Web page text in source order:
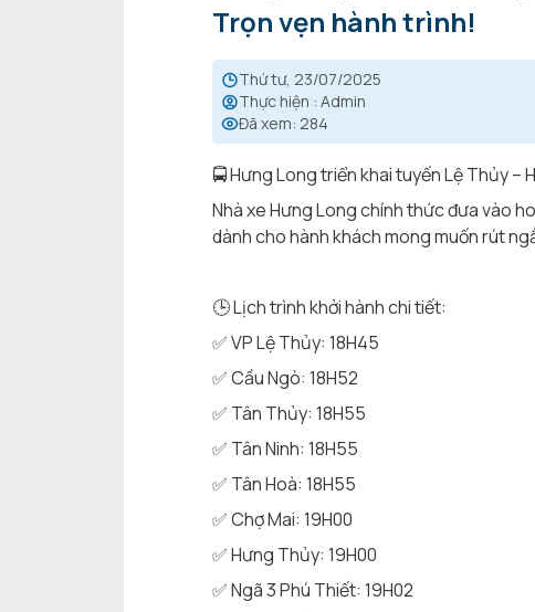
Trọn vẹn hành trình!
thứ tư, 23/07/2025
Thực hiện : Admin
Đã xem: 284
🚍 Hưng Long triển khai tuyến Lệ Thủy –
Nhà xe Hưng Long chính thức đưa vào
dành cho hành khách mong muốn rút
🕒 Lịch trình khởi hành chi tiết:
✅ VP Lệ Thủy: 18H45
✅ Cầu Ngò: 18H52
✅ Tân Thủy: 18H55
✅ Tân Ninh: 18H55
✅ Tân Hoà: 18H55
✅ Chợ Mai: 19H00
✅ Hưng Thủy: 19H00
✅ Ngã 3 Phú Thiết: 19H02